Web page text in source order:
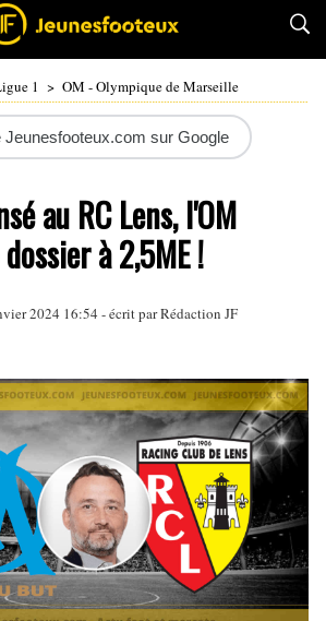
1 > OM - Olympique de Marseille
Jeunesfooteux.com sur Google
au RC Lens, l'OM
à 2,5ME !
2024 16:54 - écrit par Rédaction JF